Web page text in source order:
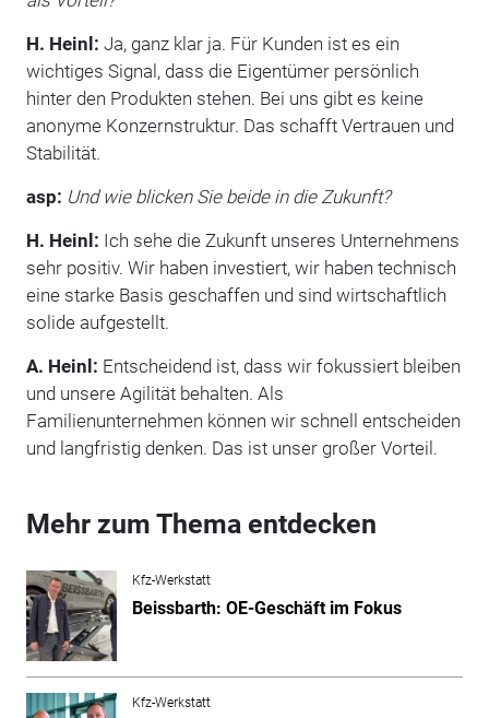
H. Heinl: Ja, ganz klar ja. Für Kunden ist es ein
wichtiges Signal, dass die Eigentümer persönlich
hinter den Produkten stehen. Bei uns gibt es keine
anonyme Konzernstruktur. Das schafft Vertrauen und
Stabilität.
asp: Und wie blicken Sie beide in die Zukunft?
H. Heinl: Ich sehe die Zukunft unseres Unternehmens
sehr positiv. Wir haben investiert, wir haben technisch
eine starke Basis geschaffen und sind wirtschaftlich
solide aufgestellt.
A. Heinl: Entscheidend ist, dass wir fokussiert bleiben
und unsere Agilität behalten. Als
Familienunternehmen können wir schnell entscheiden
und langfristig denken. Das ist unser großer Vorteil.
Mehr zum Thema entdecken
Kfz-Werkstatt
Beissbarth: OE-Geschäft im Fokus
Kfz-Werkstatt